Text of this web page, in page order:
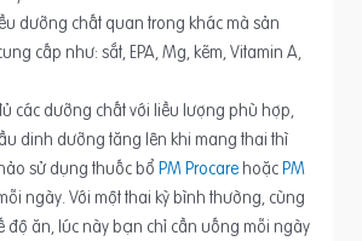
dưỡng chất quan trong khác mà sản
cấp như: sắt, EPA, Mg, kẽm, Vitamin A,
các dưỡng chất với liều lượng phù hợp,
dinh dưỡng tăng lên khi mang thai thì
sử dụng thuốc bổ PM ProcarehoặcPM
ngày. Với một thai kỳ bình thường, cùng
độ ăn, lúc này bạn chỉ cần uống mỗi ngày